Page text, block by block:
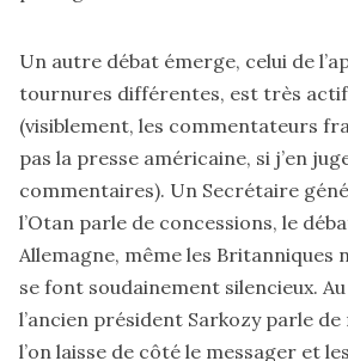
Un autre débat émerge, celui de
tournures différentes, est très
(visiblement, les commentateurs
pas la presse américaine, si j’en
commentaires). Un Secrétaire
l’Otan parle de concessions, le
Allemagne, même les Britanniques
se font soudainement silencieux.
l’ancien président Sarkozy parle
l’on laisse de côté le messager et